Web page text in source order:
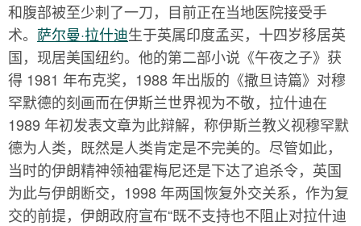
和腹部被至少刺了一刀，目前正在当地医院接受手
术。 萨尔曼·拉什迪生于英属印度孟买，十四岁移居英
国，现居美国纽约。他的第二部小说《午夜之子》获
得 1981 年布克奖，1988 年出版的《撒旦诗篇》对穆
罕默德的刻画而在伊斯兰世界视为不敬，拉什迪在
1989 年初发表文章为此辩解，称伊斯兰教义视穆罕默
德为人类，既然是人类肯定是不完美的。尽管如此，
当时的伊朗精神领袖霍梅尼还是下达了追杀令，英国
为此与伊朗断交，1998 年两国恢复外交关系，作为复
交的前提，伊朗政府宣布“既不支持也不阻止对拉什迪